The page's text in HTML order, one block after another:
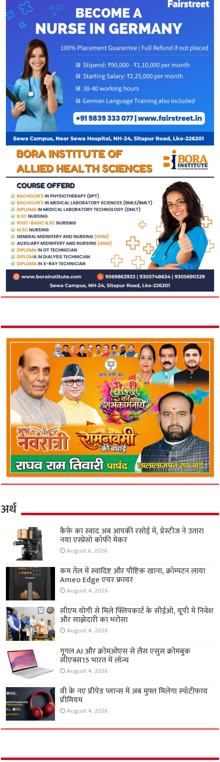
अर्थ
कैफ़े का स्वाद अब आपकी रसोई में, प्रेस्टीज ने उतारा
नया एस्प्रेसो कॉफी मेकर
August 6, 2026
कम तेल में स्वादिष्ट और पौष्टिक खाना, क्रॉम्पटन लाया
Ameo Edge एयर फ्रायर
August 4, 2026
सीएम योगी से मिले फ्लिपकार्ट के सीईओ, यूपी में निवेश
और साझेदारी का भरोसा
August 4, 2026
गूगल AI और क्रोमओएस से लैस एसुस क्रोमबुक
सीएक्स15 भारत में लॉन्च
August 4, 2026
वी के नए प्रीपेड प्लान्स में अब मुफ्त मिलेगा स्पॉटीफाय
प्रीमियम
August 4, 2026